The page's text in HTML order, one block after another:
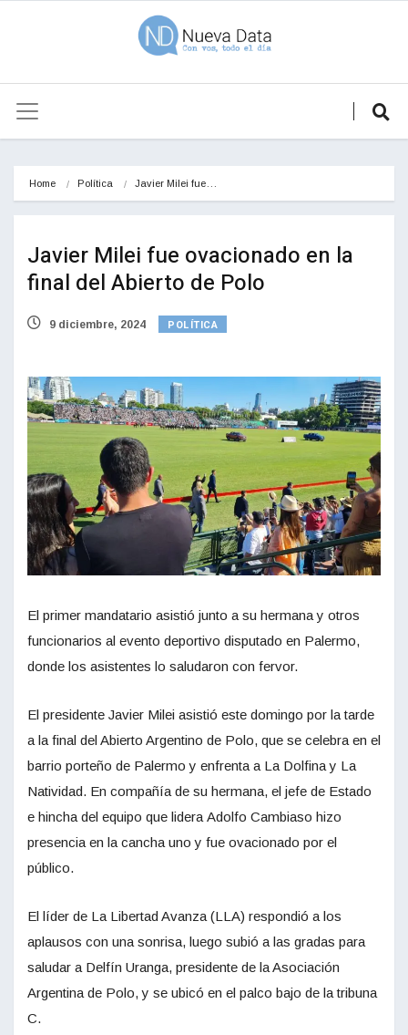
Home Política Javier Milei fue…
Javier Milei fue ovacionado en la
final del Abierto de Polo
9 diciembre, 2024 POLÍTICA
El primer mandatario asistió junto a su hermana y otros
funcionarios al evento deportivo disputado en Palermo,
donde los asistentes lo saludaron con fervor.
El presidente Javier Milei asistió este domingo por la tarde
a la final del Abierto Argentino de Polo, que se celebra en el
barrio porteño de Palermo y enfrenta a La Dolfina y La
Natividad. En compañía de su hermana, el jefe de Estado
e hincha del equipo que lidera Adolfo Cambiaso hizo
presencia en la cancha uno y fue ovacionado por el
público.
El líder de La Libertad Avanza (LLA) respondió a los
aplausos con una sonrisa, luego subió a las gradas para
saludar a Delfín Uranga, presidente de la Asociación
Argentina de Polo, y se ubicó en el palco bajo de la tribuna
C.